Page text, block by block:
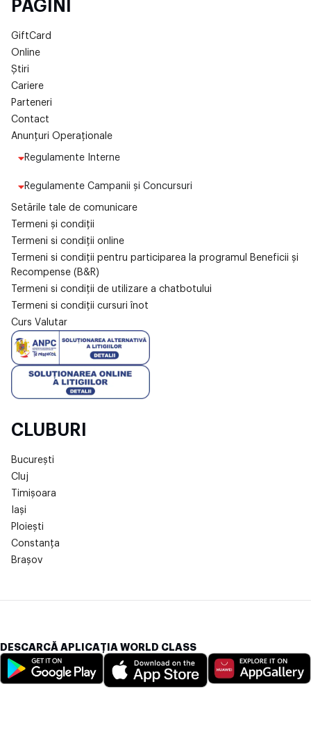
PAGINI
GiftCard
Online
Știri
Cariere
Parteneri
Contact
Anunțuri Operaționale
Regulamente Interne
Regulamente Campanii și Concursuri
Setările tale de comunicare
Termeni și condiții
Termeni si condiții online
Termeni si condiții pentru participarea la programul Beneficii și
Recompense (B&R)
Termeni si condiții de utilizare a chatbotului
Termeni si condiții cursuri înot
Curs Valutar
CLUBURI
București
Cluj
Timișoara
Iași
Ploiești
Constanța
Brașov
DESCARCĂ APLICAȚIA WORLD CLASS